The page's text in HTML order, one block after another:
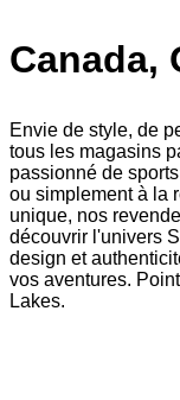
Canada,
Envie de style, de
tous les magasins
passionné de
ou simplement à la
unique, nos
découvrir l'univers
design et
vos aventures.
Lakes.